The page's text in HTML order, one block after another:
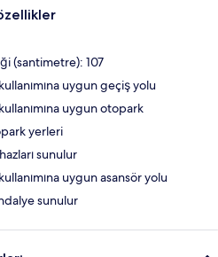
(santimetre): 107
uygun geçiş yolu
uygun otopark
yerleri
sunulur
uygun asansör yolu
sunulur